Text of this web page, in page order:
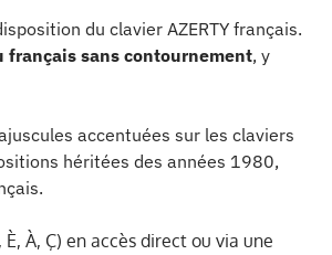
du clavier AZERTY français.
français sans contournement, y
accentuées sur les claviers
héritées des années 1980,
À, Ç) en accès direct ou via une